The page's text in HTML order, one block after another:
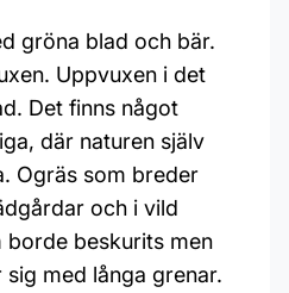
gröna blad och bär.
Uppvuxen i det
Det finns något
där naturen själv
Ogräs som breder
och i vild
borde beskurits men
med långa grenar.